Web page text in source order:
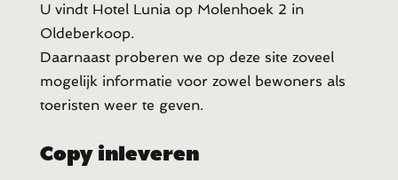
U vindt Hotel Lunia op Molenhoek 2 in
Oldeberkoop.
Daarnaast proberen we op deze site zoveel
mogelijk informatie voor zowel bewoners als
toeristen weer te geven.
Copy inleveren